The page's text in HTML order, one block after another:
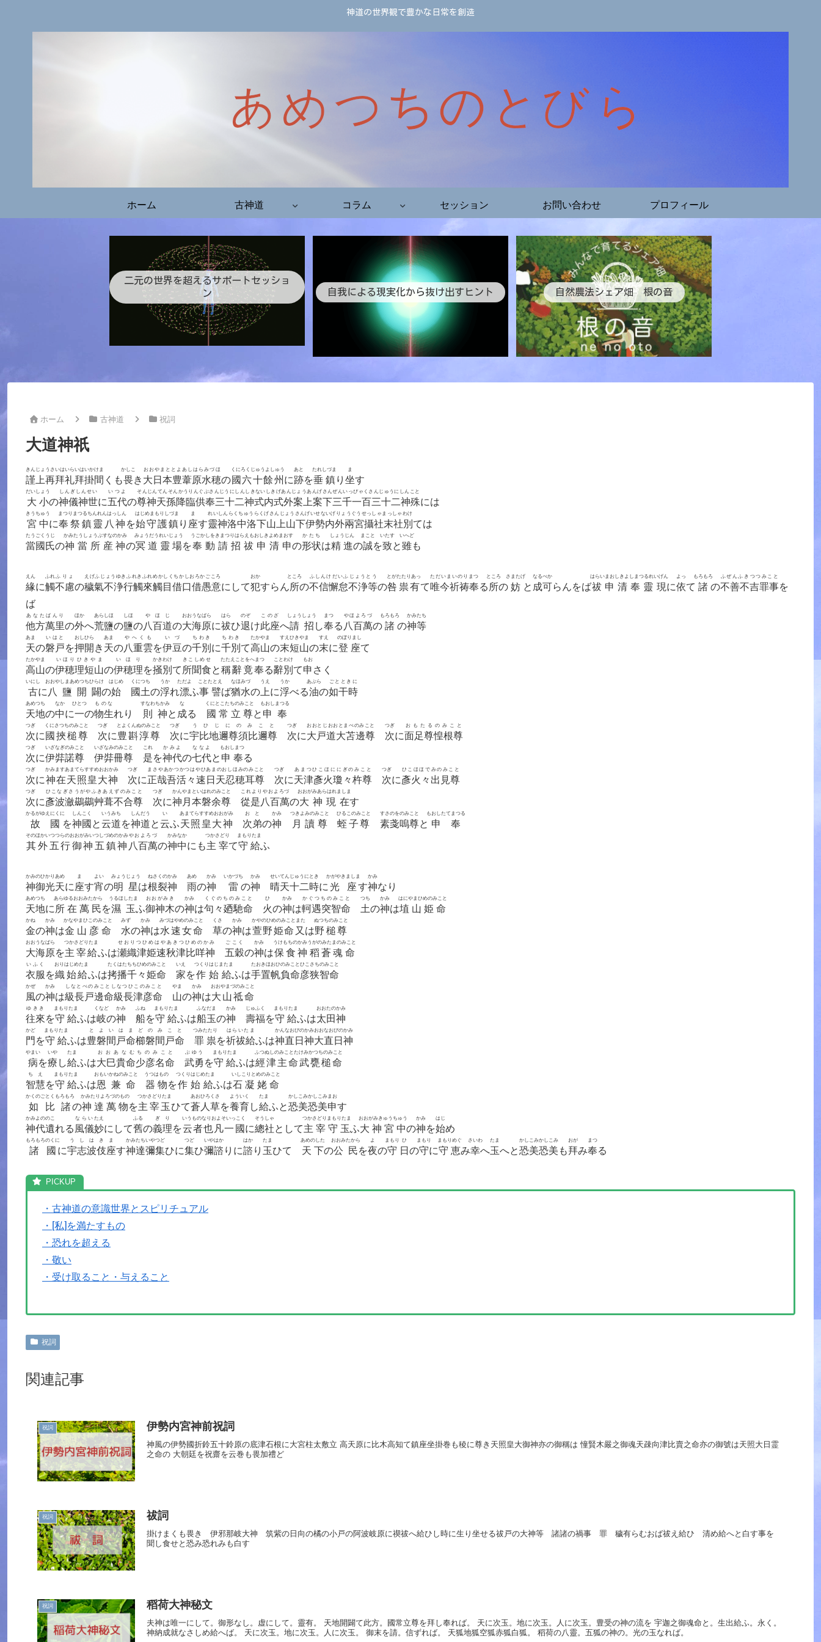
神道の世界観で豊かな日常を創造
ホーム 古神道 コラム セッション お問い合わせ プロフィール
二元の世界を超えるサポートセッショ
ン
自我による現実化から抜け出すヒント 自然農法シェア畑 根の音
ホーム 古神道 祝詞
大道神祇
謹上再拜礼拜掛間
きんじょうさいはいらいはいかけま
くも畏
かしこ
き大日本豊葦原水穂
おおやまととよあしはらみづほ
の國六十餘州
くにろくじゅうよしゅう
に跡
あと
を垂鎮
たれしづま
り坐
ま
す
大小
だいしょう
の神儀神世
しんぎしんせい
に五代
いつよ
の尊神天孫降臨供奉三十二神式内式外案上案下三千一百三十二神殊
そんじんてんそんかうりんぐぶさんじうにしんしきないしきげあんじょうあんげさんぜんいっぴゃくさんじゅうにしんこと
には
宮中
きうちゅう
に奉祭鎮靈八神
まつりまつるちんれんはっしん
を始守護鎮
はじめまもりしづま
り座
ま
す靈神洛中洛下山上山下伊勢内外兩宮攝社末社別
れいしんらくちゅうらくげさんじょうさんげいせないげりょうぐうせっしゃまっしゃわけ
ては
當國氏
たうごくうじ
の神當所産神
かみたうしょうぶすなのかみ
の冥道靈場
みょうだうれいじょう
を奉動請招祓申清申
うごかしをきまつりはらえもおしきよめまおす
の形状
かたち
は精進
しょうじん
の誠
まこと
を致
いたす
と雖
いへど
も
緣
えん
に觸
ふれ
不慮
ふりょ
の穢氣不浄行觸來觸目借口借愚意
えげふじょうゆきふれきふれめかしくちかしおろかごころ
にして犯
おか
すらん所
ところ
の不信懈怠不浄等
ふしんけだいふじょうとう
の咎祟有
とがたたりあっ
て唯今祈祷奉
ただいまいのりまつ
る所
ところ
の妨
さまたげ
と成可
なるべか
らんをば祓申清奉靈現
はらいまおしきよしまつるれいげん
に依
よっ
て 諸
もろもろ
の不善不吉罪事
ふぜんふきつつみこと
を
ば
他方萬里
あなたばんり
の外
ほか
へ荒鹽
あらしほ
の鹽
しほ
の八百道
やほじ
の大海原
おおうなばら
に祓
はら
ひ退
のぞ
け此座
このざ
へ請招
しょうしょう
し奉
まつ
る八百萬
やほよろづ
の諸
もろもろ
の神等
かみたち
天
あま
の磐戸
いはと
を押開
おしひら
き天
あま
の八重雲
やへくも
を伊豆
いづ
の千別
ちわき
に千別
ちわき
て高山
たかやま
の末短山
すえひきやま
の末
すえ
に登座
のぼりまし
て
高山
たかやま
の伊穂理短山
いほりひきやま
の伊穂理
いほり
を掻別
かきわけ
て所聞食
きこしめせ
と稱辭竟奉
たたえことをへまつ
る辭別
ことわけ
て申
もお
さく
古
いにし
に八鹽開闢
おおやしまあめつちひらけ
の始
はじめ
國土
くにつち
の浮
うか
れ漂
ただよ
ふ事譬
ことたとえ
ば猶水
なほみづ
の上
うえ
に浮
うか
べる油
あぶら
の如干時
ごとときに
天地
あめつち
の中
なか
に一
ひとつ
の物生
ものな
れり 則神
すなわちかみ
と成
な
る 國常立尊
くにとこたちのみこと
と申奉
もおしまつる
次
つぎ
に國挾槌尊
くにさつちのみこと
次
つぎ
に豊斟淳尊
とよくんぬのみこと
次
つぎ
に宇比地邇尊須比邇尊
うひじにのみこと
次
つぎ
に大戸道大苫邊尊
おおとじおおとまべのみこと
次
つぎ
に面足尊惶根尊
おもたるのみこと
次
つぎ
に伊弉諾尊
いざなぎのみこと
伊弉冊尊
いざなみのみこと
是
これ
を神代
かみよ
の七代
ななよ
と申奉
もおしまつ
る
次
つぎ
に神在天照皇大神
かみますあまてらすすめおおかみ
次
つぎ
に正哉吾活々速日天忍穂耳尊
まさやあかつかつはやひあまのおしほみのみこと
次
つぎ
に天津彥火瓊々杵尊
あまつひこほににぎのみこと
次
つぎ
に彥火々出見尊
ひこほほでみのみこと
次
つぎ
に彥波瀲鷀鷀艸葺不合尊
ひこなぎさうがやふきあえずのみこと
次
つぎ
に神月本磐余尊
かんやまといはれのみこと
從是八百萬
これよりやおよろづ
の大神現在
おおがみあらはれましま
す
故國
かるがゆえにくに
を神國
しんこく
と云道
いうみち
を神道
しんだう
と云
い
ふ天照皇大神
あまてらすすめおおがみ
次弟
おと
の神
かみ
月讀尊
つきよみのみこと
蛭子尊
ひるこのみこと
素戔嗚尊
すさのをのみこと
と 申奉
もおしたてまつる
其外五行御神五鎮神
そのほかいつつらのおおがみいつしづめのかみ
八百萬
やおよろづ
の神
かみ
中
なか
にも主宰
つかさどり
て守給
まもりたま
ふ
神御光
かみのひかり
天
あめ
に座
ま
す宵
よい
の明星
みょうじょう
は根裂神
ねさくのかみ
雨
あめ
の神
かみ
雷
いかづち
の神
かみ
晴天十二時
せいてんじゅうにとき
に光座
かがやきましま
す神
かみ
なり
天地
あめつち
に所在萬民
あらゆるおおみたから
を濕玉
うるほしたま
ふ御神木
おおがみき
の神
かみ
は句々廼馳命
くぐのちのみこと
火
ひ
の神
かみ
は軻遇突智命
かぐつちのみこと
土
つち
の神
かみ
は埴山姫命
はにやまひめのみこと
金
かね
の神
かみ
は金山彦命
かなやまひこのみこと
水
みず
の神
かみ
は水速女命
みづはやめのみこと
草
くさ
の神
かみ
は萱野姫命又
かやのひめのみことまた
は野槌尊
ぬつちのみこと
大海原
おおうなばら
を主宰給
つかさどりたま
ふは瀬織津姫速秋津比咩神
せおりつひめはやあきつひめのかみ
五穀
ごこく
の神
かみ
は保食神稻蒼魂命
うけもちのかみうがのみたまのみこと
衣服
いふく
を織始給
おりはじめたま
ふは拷播千々姫命
たくはたちちひめのみこと
家
いえ
を作始給
つくりはじまたま
ふは手置帆負命彦狭智命
たおきほおひのみことひこさちのみこと
風
かぜ
の神
かみ
は級長戸邊命級長津彦命
しなとべのみことしなつひこのみこと
山
やま
の神
かみ
は大山祗命
おおやまづのみこと
往來
ゆきき
を守給
まもりたま
ふは岐
くなど
の神
かみ
船
ふね
を守給
まもりたま
ふは船玉
ふなだま
の神
かみ
壽福
じゅふく
を守給
まもりたま
ふは太田神
おおたのかみ
門
かど
を守給
まもりたま
ふは豊磐間戸命櫛磐間戸命
とよいはまどのみこと
罪祟
つみたたり
を祈祓給
はらいたま
ふは神直日神大直日神
かんなおびのかみおおなおびのかみ
病
やまい
を療
いや
し給
たま
ふは大巳貴命少彦名命
おおあなむちのみこと
武勇
ぶゆう
を守給
まもりたま
ふは經津主命武甕槌命
ふつぬしのみことたけみかつちのみこと
智慧
ちえ
を守給
まもりたま
ふは恩兼命
おもいかねのみこと
器物
うつはもの
を作始給
つくりはじめたま
ふは石凝姥命
いしこりとめのみこと
如比諸
かくのごとくもろもろ
の神達萬物
かみたりよろづのもの
を主宰玉
つかさどりたま
ひて蒼人草
あおひろくさ
を養育
よういく
し給
たま
ふと恐美恐美申
かしこみかしこみまお
す
神代遺
かみよののこ
れる風儀
ならい
妙
たえ
にして舊
ふる
の義理
ぎり
を云者也凡一國
いうものなりおよそいっこく
に總社
そうしゃ
として主宰守玉
つかさどりまもりたま
ふ大神宮中
おおがみきゅうちゅう
の神
かみ
を始
はじ
め
諸國
もろもろのくに
に宇志波伎座
うしはきま
す神達彌集
かみたちいやつど
ひに集
つど
ひ彌諮
いやはか
りに諮
はか
り玉
たま
ひて 天下
あめのした
の公民
おおみたから
を夜
よ
の守
まもり
日
ひ
の守
まもり
に守恵
まもりめぐ
み幸
さいわ
へ玉
たま
へと恐美恐美
かしこみかしこみ
も拜
おが
み奉
まつ
る
・古神道の意識世界とスピリチュアル
・[私]を満たすもの
・恐れを超える
・敬い
・受け取ること・与えること
祝詞
関連記事
祝詞 伊勢内宮神前祝詞
神風の伊勢國折鈴五十鈴原の底津石根に大宮柱太敷立 高天原に比木高知て鎮座坐掛巻も稜に尊き天照皇大御神亦の御稱は 憧賢木嚴之御魂天疎向津比賣之命亦の御號は天照大日霊
之命の 大朝廷を祝齋を云巻も畏加禮ど
祝詞 祓詞
掛けまくも畏き 伊邪那岐大神 筑紫の日向の橘の小戸の阿波岐原に禊祓へ給ひし時に生り坐せる祓戸の大神等 諸諸の禍事 罪 穢有らむおば祓え給ひ 清め給へと白す事を
聞し食せと恐み恐れみも白す
祝詞 稻荷大神秘文
夫神は唯一にして。御形なし。虚にして。靈有。 天地開闢て此方。國常立尊を拜し奉れば。 天に次玉。地に次玉。人に次玉。豊受の神の流を 宇迦之御魂命と。生出給ふ。永く。
神納成就なさしめ給へば。 天に次玉。地に次玉。人に次玉。 御末を請。信ずれば。 天狐地狐空狐赤狐白狐。 稻荷の八靈。五狐の神の。光の玉なれば。